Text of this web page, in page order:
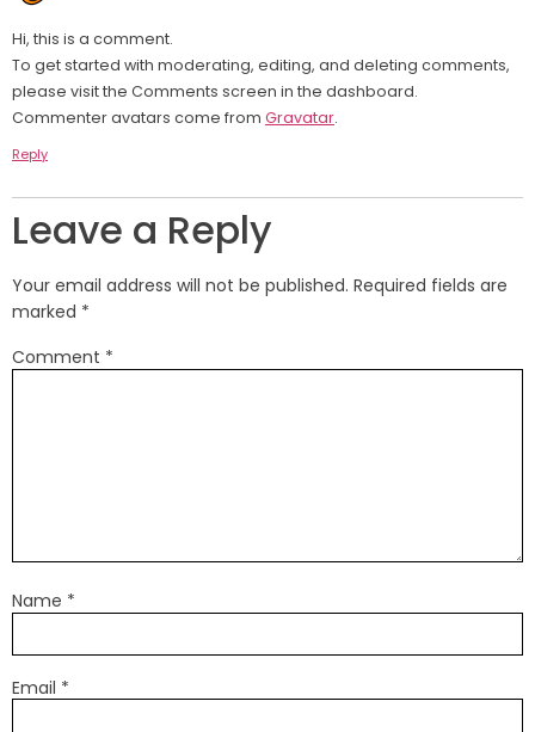
Hi, this is a comment.
To get started with moderating, editing, and deleting comments,
please visit the Comments screen in the dashboard.
Commenter avatars come from Gravatar.
Reply
Leave a Reply
Your email address will not be published. Required fields are
marked *
Comment *
Name *
Email *